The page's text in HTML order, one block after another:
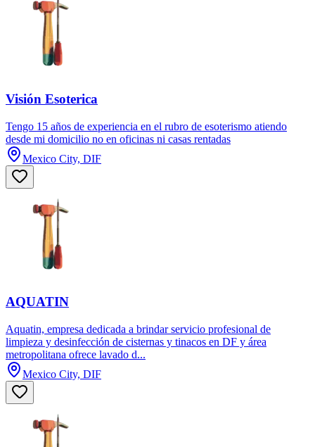
Visión Esoterica
Tengo 15 años de experiencia en el rubro de esoterismo atiendo
desde mi domicilio no en oficinas ni casas rentadas
Mexico City, DIF
AQUATIN
Aquatin, empresa dedicada a brindar servicio profesional de
limpieza y desinfección de cisternas y tinacos en DF y área
metropolitana ofrece lavado d...
Mexico City, DIF